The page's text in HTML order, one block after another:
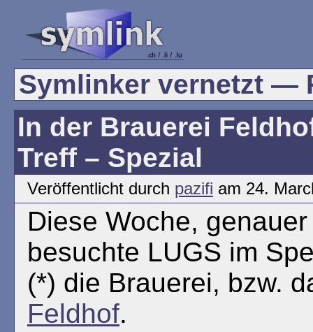
Symlinker vernetzt —
In der Brauerei
Treff – Spezial
Veröffentlicht durch pazifi am 24.
Diese Woche,
besuchte LUGS im
(*) die Brauerei, bzw.
Feldhof.